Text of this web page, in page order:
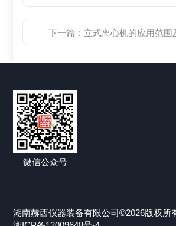
下一篇： 立式离心机的应用范围
微信公众号
湖南赫西仪器装备有限公司©2026版权